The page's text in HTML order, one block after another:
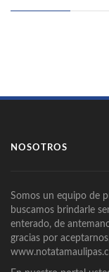
NOSOTROS
Somos un equipo de
buscamos brindarle
enterado, de
gracias por